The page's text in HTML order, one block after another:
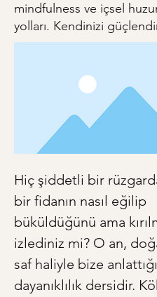
mindfulness ve içsel
yolları. Kendinizi
Hiç şiddetli bir
bir fidanın nasıl eğilip
büküldüğünü ama
izlediniz mi? O an,
saf haliyle bize
dayanıklılık dersidir.